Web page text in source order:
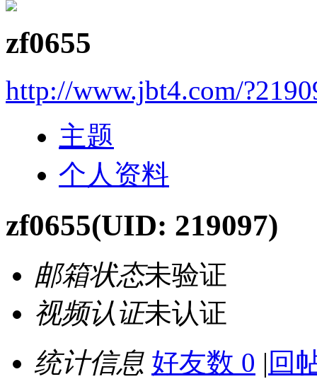
zf0655
http://www.jbt4.com/
主题
个人资料
zf0655(UID: 219097)
邮箱状态未验证
视频认证未认证
统计信息 好友数 0 | 回